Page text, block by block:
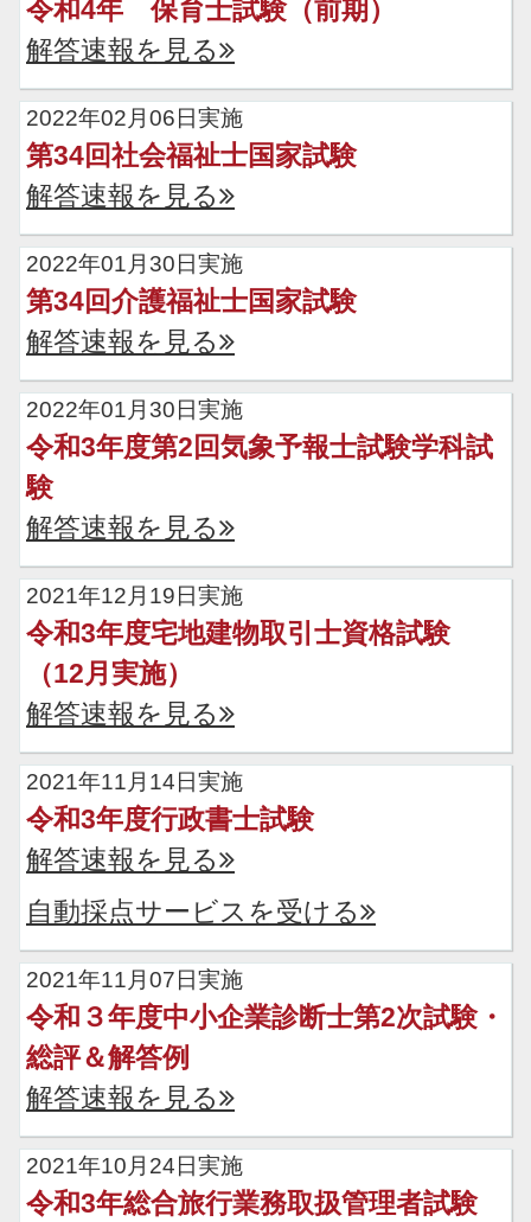
令和4年 保育士試験（前期）
解答速報を見る
2022年02月06日実施
第34回社会福祉士国家試験
解答速報を見る
2022年01月30日実施
第34回介護福祉士国家試験
解答速報を見る
2022年01月30日実施
令和3年度第2回気象予報士試験学科試
験
解答速報を見る
2021年12月19日実施
令和3年度宅地建物取引士資格試験
（12月実施）
解答速報を見る
2021年11月14日実施
令和3年度行政書士試験
解答速報を見る
自動採点サービスを受ける
2021年11月07日実施
令和３年度中小企業診断士第2次試験・
総評＆解答例
解答速報を見る
2021年10月24日実施
令和3年総合旅行業務取扱管理者試験